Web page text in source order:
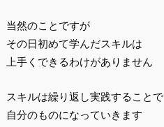
当然のことですが
その日初めて学んだスキルは
上手くできるわけがありません
スキルは繰り返し実践することで
自分のものになっていきます